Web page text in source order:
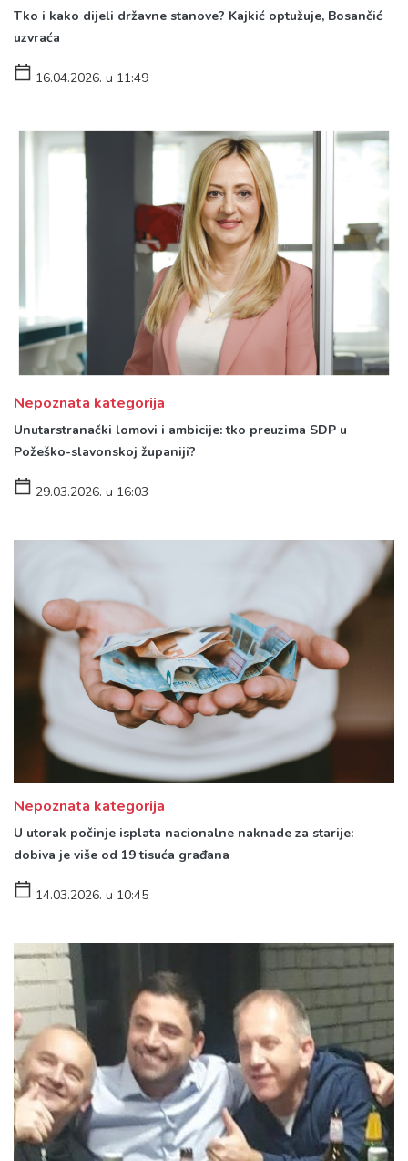
Tko i kako dijeli državne stanove? Kajkić optužuje, Bosančić
uzvraća
16.04.2026. u 11:49
Nepoznata kategorija
Unutarstranački lomovi i ambicije: tko preuzima SDP u
Požeško-slavonskoj županiji?
29.03.2026. u 16:03
Nepoznata kategorija
U utorak počinje isplata nacionalne naknade za starije:
dobiva je više od 19 tisuća građana
14.03.2026. u 10:45